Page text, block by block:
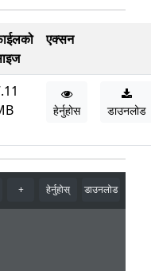
एक्सन
हेर्नुहोस डाउनलोड